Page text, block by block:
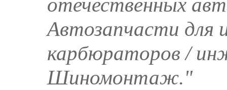
отечественных
Автозапчасти для
карбюраторов /
Шиномонтаж."